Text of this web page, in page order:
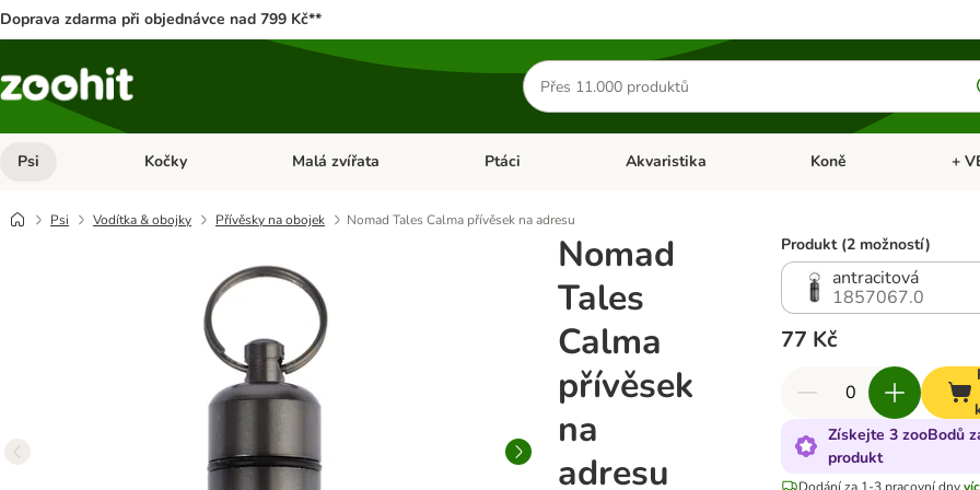
Doprava zdarma při objednávce nad 799 Kč**
Hledat
produkty
Psi Otevřít menu: Psi
Kočky Otevřít menu: Kočky
Malá zvířata Otevřít menu: Malá zvířata
Ptáci Otevřít menu: Ptáci
Akvaristika Otevřít menu: Akvaristika
Koně +
Psi Vodítka & obojky Přívěsky na obojek Nomad Tales Calma přívěsek na adresu
Nomad
Tales
Calma
přívěsek
na
adresu
Produkt (2 možností)
antracitová
1857067.0
77 Kč
Získejte 3 zooBodů
produkt